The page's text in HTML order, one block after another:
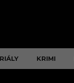
KRIMI